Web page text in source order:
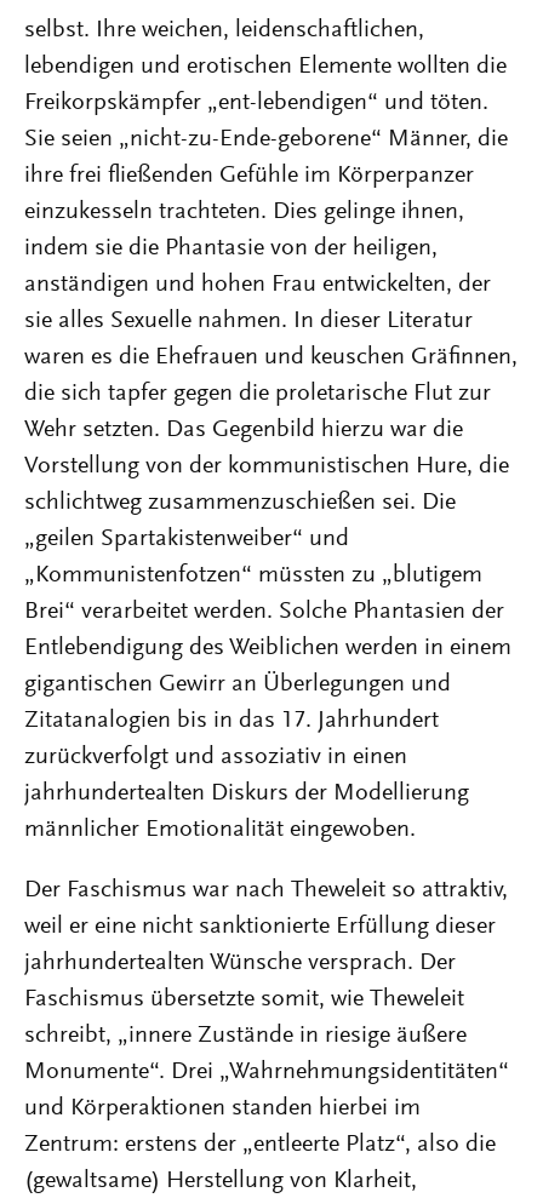
selbst. Ihre weichen, leidenschaftlichen,
lebendigen und erotischen Elemente wollten die
Freikorpskämpfer „ent-lebendigen“ und töten.
Sie seien „nicht-zu-Ende-geborene“ Männer, die
ihre frei fließenden Gefühle im Körperpanzer
einzukesseln trachteten. Dies gelinge ihnen,
indem sie die Phantasie von der heiligen,
anständigen und hohen Frau entwickelten, der
sie alles Sexuelle nahmen. In dieser Literatur
waren es die Ehefrauen und keuschen Gräfinnen,
die sich tapfer gegen die proletarische Flut zur
Wehr setzten. Das Gegenbild hierzu war die
Vorstellung von der kommunistischen Hure, die
schlichtweg zusammenzuschießen sei. Die
„geilen Spartakistenweiber“ und
„Kommunistenfotzen“ müssten zu „blutigem
Brei“ verarbeitet werden. Solche Phantasien der
Entlebendigung des Weiblichen werden in einem
gigantischen Gewirr an Überlegungen und
Zitatanalogien bis in das 17. Jahrhundert
zurückverfolgt und assoziativ in einen
jahrhundertealten Diskurs der Modellierung
männlicher Emotionalität eingewoben.
Der Faschismus war nach Theweleit so attraktiv,
weil er eine nicht sanktionierte Erfüllung dieser
jahrhundertealten Wünsche versprach. Der
Faschismus übersetzte somit, wie Theweleit
schreibt, „innere Zustände in riesige äußere
Monumente“. Drei „Wahrnehmungsidentitäten“
und Körperaktionen standen hierbei im
Zentrum: erstens der „entleerte Platz“, also die
(gewaltsame) Herstellung von Klarheit,